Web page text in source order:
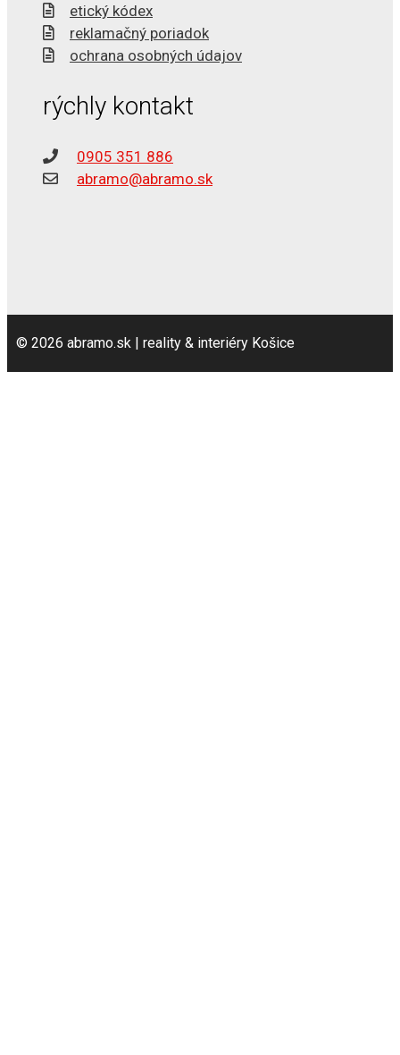
etický kódex
reklamačný poriadok
ochrana osobných údajov
rýchly kontakt
0905 351 886
abramo@abramo.sk
© 2026 abramo.sk | reality & interiéry Košice